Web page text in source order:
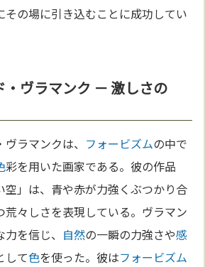
その場に引き込むことに成功してい
・ヴラマンク － 激しさの
ラマンクは、 フォービズムの中で
彩を用いた画家である。彼の作品
空」は、青や赤が力強くぶつかり合
荒々しさを表現している。ヴラマン
を信じ、 自然の一瞬の力強さや感
して色を使った。彼はフォービズム